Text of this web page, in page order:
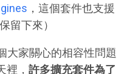
，這個套件也支援
留下來）
大家關心的相容性問題
， 許多擴充套件為了